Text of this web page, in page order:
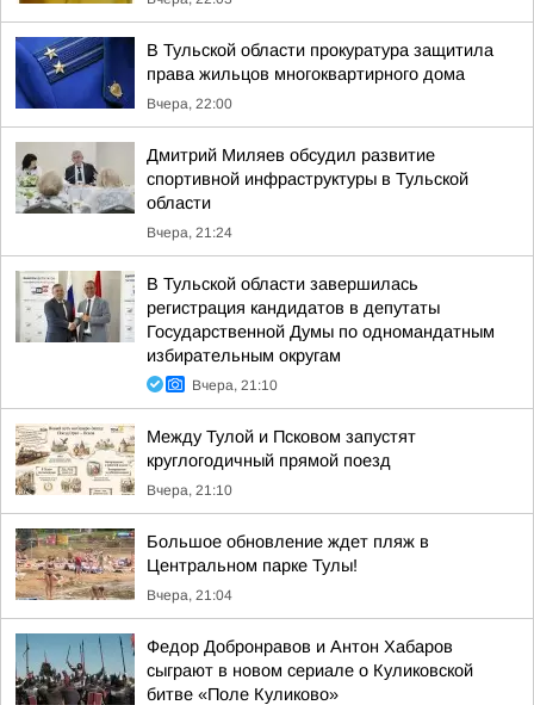
В Тульской области прокуратура защитила
права жильцов многоквартирного дома
Вчера, 22:00
Дмитрий Миляев обсудил развитие
спортивной инфраструктуры в Тульской
области
Вчера, 21:24
В Тульской области завершилась
регистрация кандидатов в депутаты
Государственной Думы по одномандатным
избирательным округам
Вчера, 21:10
Между Тулой и Псковом запустят
круглогодичный прямой поезд
Вчера, 21:10
Большое обновление ждет пляж в
Центральном парке Тулы!
Вчера, 21:04
Федор Добронравов и Антон Хабаров
сыграют в новом сериале о Куликовской
битве «Поле Куликово»